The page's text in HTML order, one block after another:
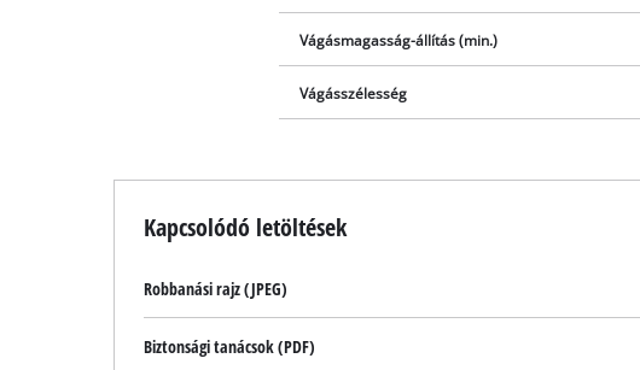
Vágásmagasság-állítás (min.)
Vágásszélesség
Kapcsolódó letöltések
Robbanási rajz (JPEG)
Biztonsági tanácsok (PDF)